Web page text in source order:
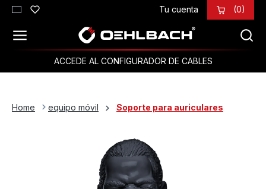
Saltar al contenido principal Tu cuenta (0)
ACCEDE AL CONFIGURADOR DE CABLES
Home equipo móvil Soporte para auriculares